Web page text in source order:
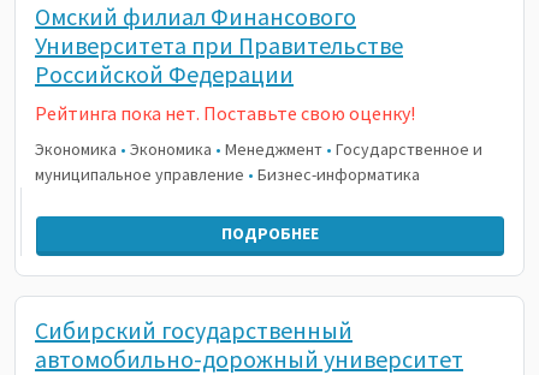
Омский филиал Финансового
Университета при Правительстве
Российской Федерации
Рейтинга пока нет. Поставьте свою оценку!
Экономика • Экономика • Менеджмент • Государственное и
муниципальное управление • Бизнес-информатика
ПОДРОБНЕЕ
Сибирский государственный
автомобильно-дорожный университет